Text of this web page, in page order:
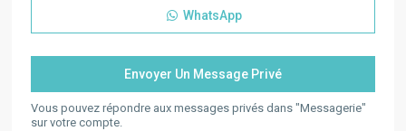
WhatsApp
Vous pouvez répondre aux messages privés dans "Messagerie"
sur votre compte.